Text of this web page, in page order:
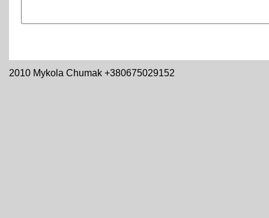
2010 Mykola Chumak +380675029152